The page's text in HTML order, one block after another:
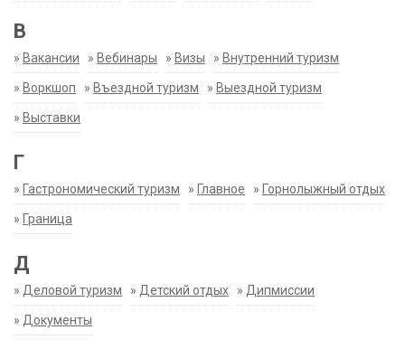
В
» Вакансии » Вебинары » Визы » Внутренний туризм
» Воркшоп » Въездной туризм » Выездной туризм
» Выставки
Г
» Гастрономический туризм » Главное » Горнолыжный отдых
» Граница
Д
» Деловой туризм » Детский отдых » Дипмиссии
» Документы